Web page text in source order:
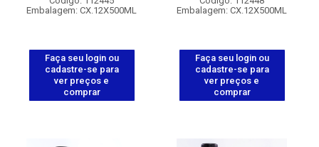
Embalagem: CX.12X500ML
Faça seu login ou
cadastre-se para
ver preços e
comprar
Embalagem: CX.12X500ML
Faça seu login ou
cadastre-se para
ver preços e
comprar